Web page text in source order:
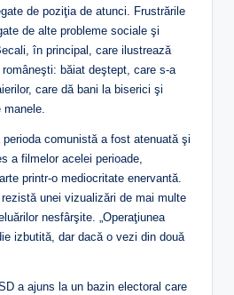
de poziţia de atunci. Frustrările
de alte probleme sociale şi
în principal, care ilustrează
băiat deştept, care s-a
care dă bani la biserici şi
manele.
perioda comunistă a fost atenuată şi
a filmelor acelei perioade,
printr-o mediocritate enervantă.
unei vizualizări de mai multe
nesfârşite. „Operaţiunea
izbutită, dar dacă o vezi din două
a ajuns la un bazin electoral care